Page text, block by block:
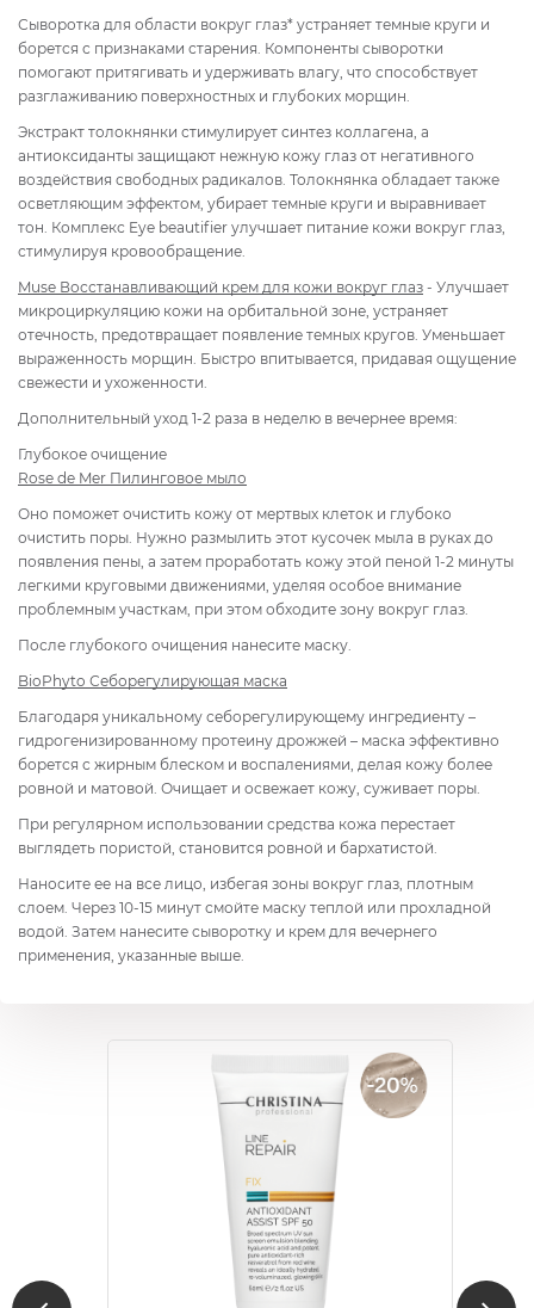
Сыворотка для области вокруг глаз* устраняет темные круги и
борется с признаками старения. Компоненты сыворотки
помогают притягивать и удерживать влагу, что способствует
разглаживанию поверхностных и глубоких морщин.
Экстракт толокнянки стимулирует синтез коллагена, а
антиоксиданты защищают нежную кожу глаз от негативного
воздействия свободных радикалов. Толокнянка обладает также
осветляющим эффектом, убирает темные круги и выравнивает
тон. Комплекс Eye beautifier улучшает питание кожи вокруг глаз,
стимулируя кровообращение.
Muse Восстанавливающий крем для кожи вокруг глаз - Улучшает
микроциркуляцию кожи на орбитальной зоне, устраняет
отечность, предотвращает появление темных кругов. Уменьшает
выраженность морщин. Быстро впитывается, придавая ощущение
свежести и ухоженности.
Дополнительный уход 1-2 раза в неделю в вечернее время:
Глубокое очищение
Rose de Mer Пилинговое мыло
Оно поможет очистить кожу от мертвых клеток и глубоко
очистить поры. Нужно размылить этот кусочек мыла в руках до
появления пены, а затем проработать кожу этой пеной 1-2 минуты
легкими круговыми движениями, уделяя особое внимание
проблемным участкам, при этом обходите зону вокруг глаз.
После глубокого очищения нанесите маску.
BioPhyto Себорегулирующая маска
Благодаря уникальному себорегулирующему ингредиенту –
гидрогенизированному протеину дрожжей – маска эффективно
борется с жирным блеском и воспалениями, делая кожу более
ровной и матовой. Очищает и освежает кожу, суживает поры.
При регулярном использовании средства кожа перестает
выглядеть пористой, становится ровной и бархатистой.
Наносите ее на все лицо, избегая зоны вокруг глаз, плотным
слоем. Через 10-15 минут смойте маску теплой или прохладной
водой. Затем нанесите сыворотку и крем для вечернего
применения, указанные выше.